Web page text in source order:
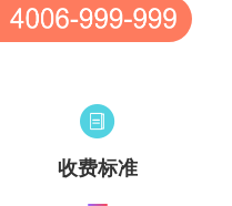
收费标准